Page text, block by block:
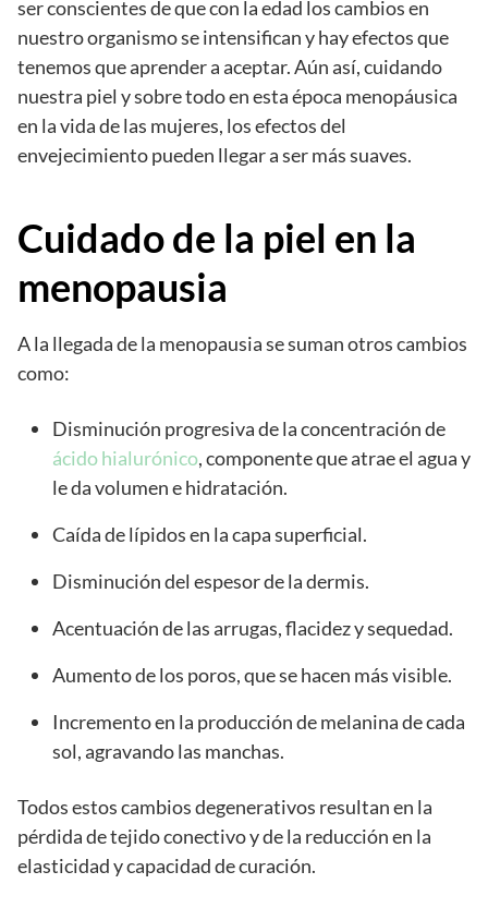
ser conscientes de que con la edad los cambios en
nuestro organismo se intensifican y hay efectos que
tenemos que aprender a aceptar. Aún así, cuidando
nuestra piel y sobre todo en esta época menopáusica
en la vida de las mujeres, los efectos del
envejecimiento pueden llegar a ser más suaves.
Cuidado de la piel en la
menopausia
A la llegada de la menopausia se suman otros cambios
como:
Disminución progresiva de la concentración de
ácido hialurónico, componente que atrae el agua y
le da volumen e hidratación.
Caída de lípidos en la capa superficial.
Disminución del espesor de la dermis.
Acentuación de las arrugas, flacidez y sequedad.
Aumento de los poros, que se hacen más visible.
Incremento en la producción de melanina de cada
sol, agravando las manchas.
Todos estos cambios degenerativos resultan en la
pérdida de tejido conectivo y de la reducción en la
elasticidad y capacidad de curación.